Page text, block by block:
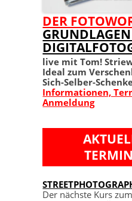
MEIN
AUFLAGE
100 TIPPS UND
AUFLAGE
DER
live mit Tom!
Ideal zum
Sich-Selber-
Informationen,
Anmeldung
Der nächste Kurs